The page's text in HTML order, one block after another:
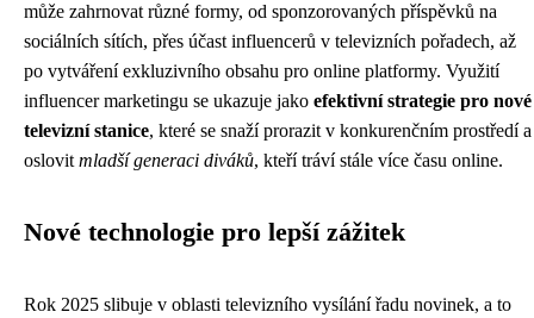
může zahrnovat různé formy, od sponzorovaných příspěvků na
sociálních sítích, přes účast influencerů v televizních pořadech, až
po vytváření exkluzivního obsahu pro online platformy. Využití
influencer marketingu se ukazuje jako efektivní strategie pro nové
televizní stanice, které se snaží prorazit v konkurenčním prostředí a
oslovit mladší generaci diváků, kteří tráví stále více času online.
Nové technologie pro lepší zážitek
Rok 2025 slibuje v oblasti televizního vysílání řadu novinek, a to